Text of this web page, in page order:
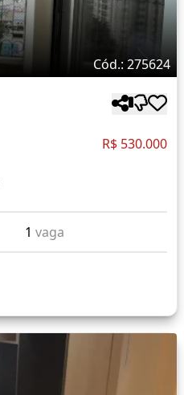
Cód.: 275624
R$ 530.000
1vaga